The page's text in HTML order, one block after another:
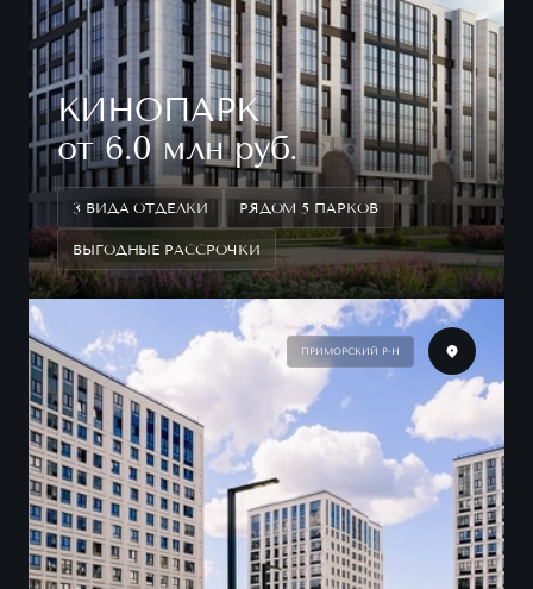
КИНОПАРК
от 6.0 млн руб.
3 ВИДА ОТДЕЛКИ РЯДОМ 5 ПАРКОВ
ВЫГОДНЫЕ РАССРОЧКИ
ПРИМОРСКИЙ Р-Н